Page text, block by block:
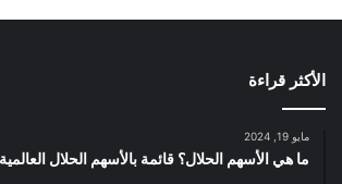
الأكثر قراءة
مايو 19, 2024
ما هي الأسهم الحلال؟ قائمة بالأسهم الحلال